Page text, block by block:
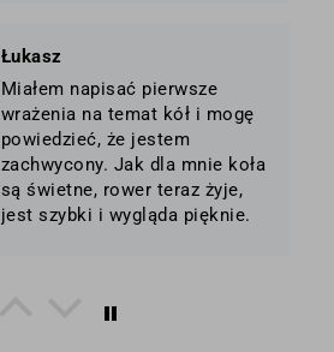
stworzyła polska firma
Łukasz
Miałem napisać pierwsze
wrażenia na temat kół i mogę
powiedzieć, że jestem
zachwycony. Jak dla mnie koła
są świetne, rower teraz żyje,
jest szybki i wygląda pięknie.